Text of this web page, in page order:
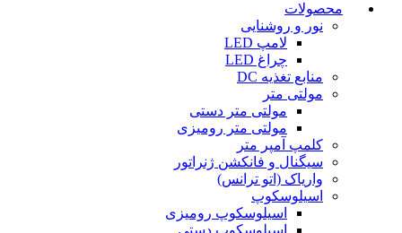
محصولات
نور و روشنایی
لامپ LED
چراغ LED
منابع تغذیه DC
مولتی متر
مولتی متر دستی
مولتی متر رومیزی
کلمپ آمپر متر
سیگنال و فانکشن ژنراتور
واریاک (اتو ترانس)
اسیلوسکوپ
اسیلوسکوپ رومیزی
اسیلوسکوپ دستی